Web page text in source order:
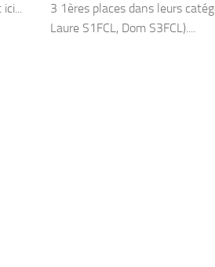
3 1ères places dans leurs
Laure S1FCL, Dom S3FCL)....